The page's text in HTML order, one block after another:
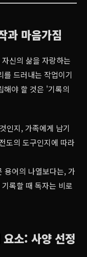
과 마음가짐
신의 삶을 자랑하는
를 드러내는 작업이기
해야 할 것은 '기록의
인지, 가족에게 남기
도의 도구인지에 따라
용어의 나열보다는, 가
록할 때 독자는 비로
소: 사양 선정